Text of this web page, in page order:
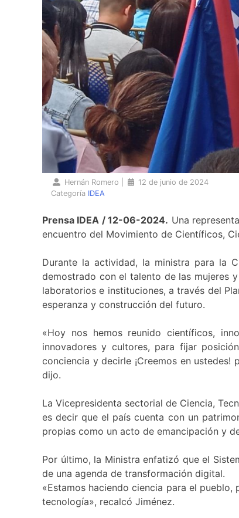
Hernán Romero
12 de junio de 2024
Categoría IDEA
Prensa IDEA / 12-06-2024. Una
encuentro del Movimiento de Científicos,
Durante la actividad, la ministra para la
demostrado con el talento de las mujeres
laboratorios e instituciones, a través del
esperanza y construcción del futuro.
«Hoy nos hemos reunido científicos,
innovadores y cultores, para fijar
conciencia y decirle ¡Creemos en
dijo.
La Vicepresidenta sectorial de Ciencia,
es decir que el país cuenta con un
propias como un acto de emancipación y
Por último, la Ministra enfatizó que el
de una agenda de transformación digital.
«Estamos haciendo ciencia para el
tecnología», recalcó Jiménez.